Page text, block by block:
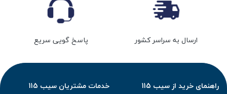
ارسال به سراسر کشور پاسخ گویی سریع
راهنمای خرید از سیب 115 خدمات مشتریان سیب 115